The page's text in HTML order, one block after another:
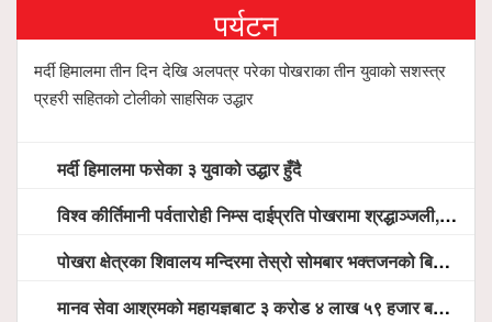
पर्यटन
मर्दी हिमालमा तीन दिन देखि अलपत्र परेका पोखराका तीन युवाको सशस्त्र
प्रहरी सहितको टोलीको साहसिक उद्धार
मर्दी हिमालमा फसेका ३ युवाको उद्धार हुँदै
विश्व कीर्तिमानी पर्वतारोही निम्स दाईप्रति पोखरामा श्रद्धाञ्जली, दीप प्रज्वलन गर्दै योगदानको प्रशंसा (भिडियो सहित)
पोखरा क्षेत्रका शिवालय मन्दिरमा तेस्रो सोमबार भक्तजनको बिहानैदेखि घुइँचो
मानव सेवा आश्रमको महायज्ञबाट ३ करोड ४ लाख ५९ हजार बचत, १ करोड ४४ लाख उठ्न बाँकी, विना संचार माध्यम तर प्रचार प्रसारमै भयो १९ लाख खर्च !